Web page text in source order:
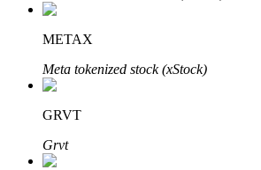
Jusqu'à 65 % de commissions !
METAX
Meta tokenized stock (xStock)
GRVT
Grvt